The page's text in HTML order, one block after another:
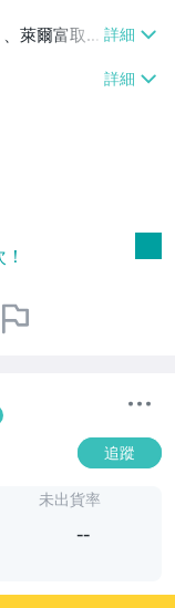
萊爾富取
追蹤
未出貨率
--